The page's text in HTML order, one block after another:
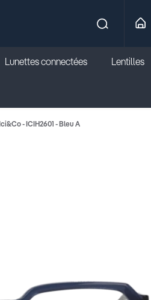
Lunettes connectées Lentilles
Ici&Co - ICIH2601 - Bleu A